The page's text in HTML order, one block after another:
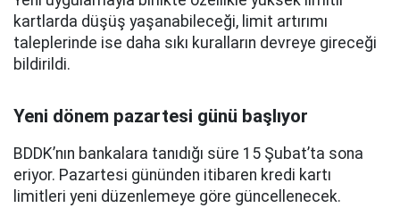
kartlarda düşüş yaşanabileceği, limit artırımı
taleplerinde ise daha sıkı kuralların devreye gireceği
bildirildi.
Yeni dönem pazartesi günü başlıyor
BDDK’nın bankalara tanıdığı süre 15 Şubat’ta sona
eriyor. Pazartesi gününden itibaren kredi kartı
limitleri yeni düzenlemeye göre güncellenecek.